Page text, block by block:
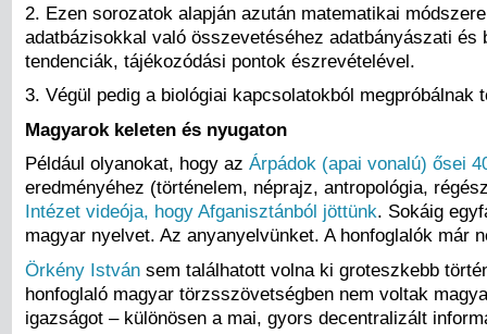
2. Ezen sorozatok alapján azután matematikai
adatbázisokkal való összevetéséhez adatbányászati
tendenciák, tájékozódási pontok észrevételével.
3. Végül pedig a biológiai kapcsolatokból
Magyarok keleten és nyugaton
Például olyanokat, hogy az Árpádok (apai vonalú) ősei
eredményéhez (történelem, néprajz, antropológia,
Intézet videója, hogy Afganisztánból jöttünk. Sokáig
magyar nyelvet. Az anyanyelvünket. A honfoglalók már
Örkény István sem találhatott volna ki groteszkebb
honfoglaló magyar törzsszövetségben nem voltak
igazságot – különösen a mai, gyors decentralizált